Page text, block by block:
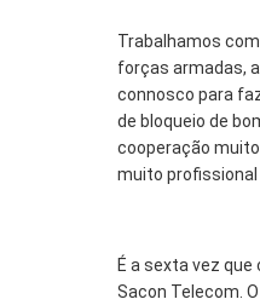
Trabalhamos
forças armadas,
connosco para
de bloqueio de
cooperação
muito profissional
É a sexta vez
Sacon Telecom.